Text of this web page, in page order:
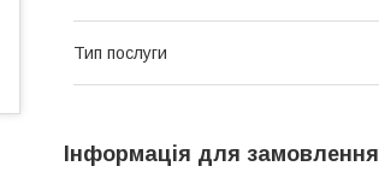
Тип послуги
Інформація для замовлення